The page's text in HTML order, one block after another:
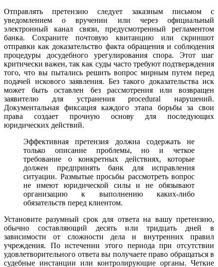
Отправлять претензию следует заказным письмом с
уведомлением о вручении или через официальный
электронный канал связи, предусмотренный регламентом
банка. Сохраните почтовую квитанцию или скриншот
отправки как доказательство факта обращения и соблюдения
процедуры досудебного урегулирования спора. Этот шаг
критически важен, так как суды часто требуют подтверждения
того, что вы пытались решить вопрос мирным путем перед
подачей искового заявления. Без такого доказательства иск
может быть оставлен без рассмотрения или возвращен
заявителю для устранения procedural нарушений.
Документальная фиксация каждого этапа борьбы за свои
права создает прочную основу для последующих
юридических действий.
Эффективная претензия должна содержать не
только описание проблемы, но и четкое
требование о конкретных действиях, которые
должен предпринять банк для исправления
ситуации. Размытые просьбы рассмотреть вопрос
не имеют юридической силы и не обязывают
организацию к выполнению каких-либо
обязательств перед клиентом.
Установите разумный срок для ответа на вашу претензию,
обычно составляющий десять или тридцать дней в
зависимости от сложности дела и внутренних правил
учреждения. По истечении этого периода при отсутствии
удовлетворительного ответа вы получаете право обращаться в
судебные инстанции или контролирующие органы. Четкие